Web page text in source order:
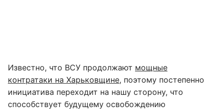
Известно, что ВСУ продолжают мощные
контратаки на Харьковщине, поэтому постепенно
инициатива переходит на нашу сторону, что
способствует будущему освобождению